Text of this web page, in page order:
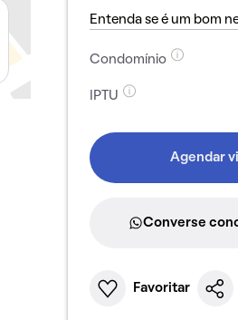
Entenda se é um bom
Condomínio
IPTU
Agendar
Converse
Favoritar